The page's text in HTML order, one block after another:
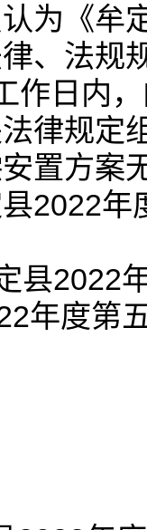
为《牟
、法规
作日内
律规定
置方案
2022
县2022
年度第